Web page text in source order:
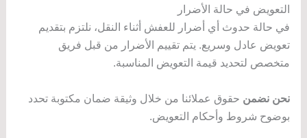
التعويض في حالة الأضرار
في حالة حدوث أي أضرار للعفش أثناء النقل، نلتزم بتقديم
تعويض عادل وسريع. يتم تقييم الأضرار من قبل فريق
متخصص لتحديد قيمة التعويض المناسبة.
نحن نضمن حقوق عملائنا من خلال وثيقة ضمان مكتوبة تحدد
بوضوح شروط وأحكام التعويض.